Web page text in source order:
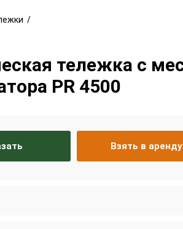
/
тележка с
PR 4500
Взять в аренду